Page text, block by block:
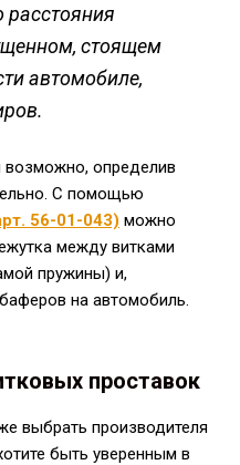
стоящем
автомобиле,
возможно, определив
С помощью
56-01-043) можно
между витками
пружины) и,
на автомобиль.
проставок
выбрать производителя
быть уверенным в